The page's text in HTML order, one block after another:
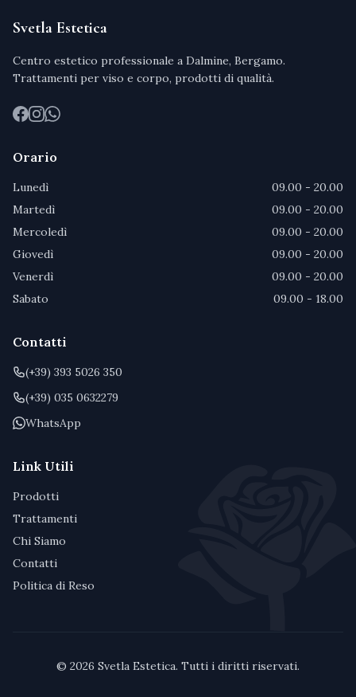
Svetla Estetica
Centro estetico professionale a Dalmine, Bergamo.
Trattamenti per viso e corpo, prodotti di qualità.
Orario
Lunedì
09.00 - 20.00
Martedì
09.00 - 20.00
Mercoledì
09.00 - 20.00
Giovedì
09.00 - 20.00
Venerdì
09.00 - 20.00
Sabato
09.00 - 18.00
Contatti
(+39) 393 5026 350
(+39) 035 0632279
WhatsApp
Link Utili
Prodotti
Trattamenti
Chi Siamo
Contatti
Politica di Reso
© 2026 Svetla Estetica. Tutti i diritti riservati.